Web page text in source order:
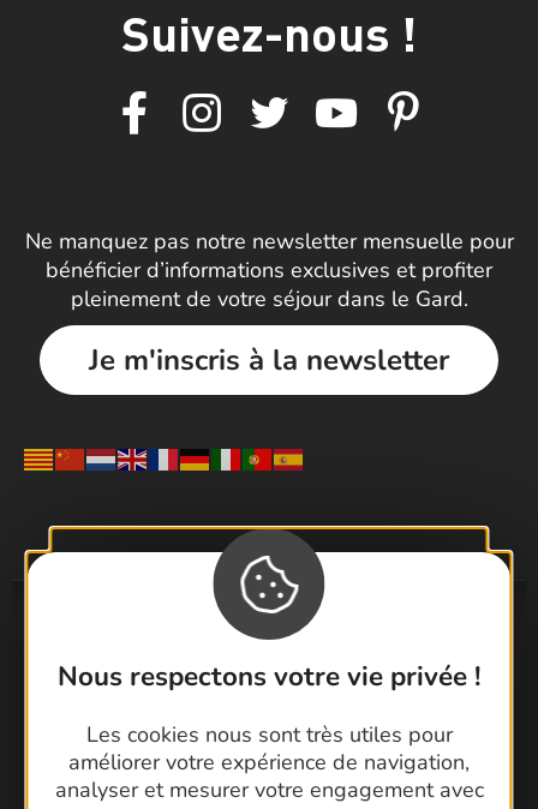
Nous respectons votre vie privée !
Les cookies nous sont très utiles pour
améliorer votre expérience de navigation,
analyser et mesurer votre engagement avec
Suivez-nous !
Ne manquez pas notre newsletter mensuelle pour
bénéficier d’informations exclusives et profiter
pleinement de votre séjour dans le Gard.
Je m'inscris à la newsletter